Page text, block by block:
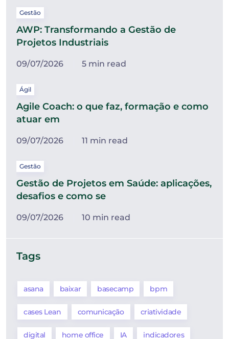
Gestão
AWP: Transformando a Gestão de
Projetos Industriais
09/07/2026 5 min read
Ágil
Agile Coach: o que faz, formação e como
atuar em
09/07/2026 11 min read
Gestão
Gestão de Projetos em Saúde: aplicações,
desafios e como se
09/07/2026 10 min read
Tags
asana baixar basecamp bpm
cases Lean comunicação criatividade
digital home office IA indicadores